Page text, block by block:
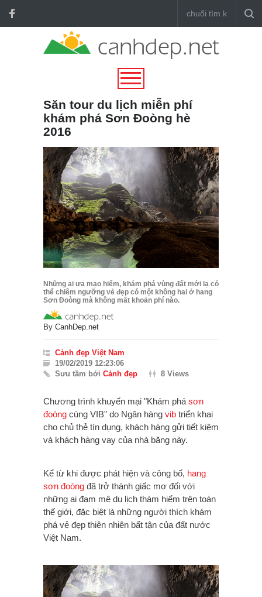
Săn tour du lịch miễn phí
khám phá Sơn Đoòng hè
2016
Những ai ưa mạo hiểm, khám phá vùng đất mới lạ có
thể chiêm ngưỡng vẻ đẹp có một không hai ở hang
Sơn Đoòng mà không mất khoản phí nào.
By CanhDep.net
Cảnh đẹp Việt Nam
19/02/2019 12:23:06
Sưu tầm bởi Cảnh đẹp 8 Views
Chương trình khuyến mại "Khám phá sơn
đoòng cùng VIB" do Ngân hàng vib triển khai
cho chủ thẻ tín dụng, khách hàng gửi tiết kiệm
và khách hàng vay của nhà băng này.
Kể từ khi được phát hiện và công bố, hang
sơn đoòng đã trở thành giấc mơ đối với
những ai đam mê du lịch thám hiểm trên toàn
thế giới, đặc biệt là những người thích khám
phá vẻ đẹp thiên nhiên bất tận của đất nước
Việt Nam.